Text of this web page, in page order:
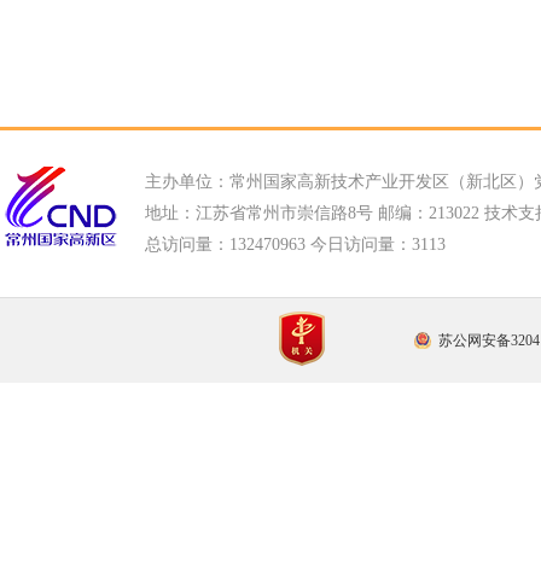
主办单位：常州国家高新技术产业开发区（新北区）
地址：江苏省常州市崇信路8号 邮编：213022 技术支
总访问量： 132470963 今日访问量： 3113
苏公网安备